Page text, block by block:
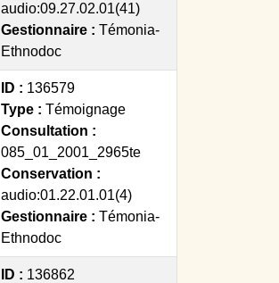
audio:09.27.02.01(41)
Gestionnaire : Témonia-
Ethnodoc
ID : 136579
Type : Témoignage
Consultation :
085_01_2001_2965te
Conservation :
audio:01.22.01.01(4)
Gestionnaire : Témonia-
Ethnodoc
ID : 136862